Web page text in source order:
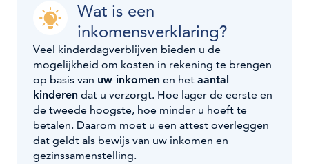
Wat is een
inkomensverklaring?
Veel kinderdagverblijven bieden u de
mogelijkheid om kosten in rekening te brengen
op basis van uw inkomen en het aantal
kinderen dat u verzorgt. Hoe lager de eerste en
de tweede hoogste, hoe minder u hoeft te
betalen. Daarom moet u een attest overleggen
dat geldt als bewijs van uw inkomen en
gezinssamenstelling.